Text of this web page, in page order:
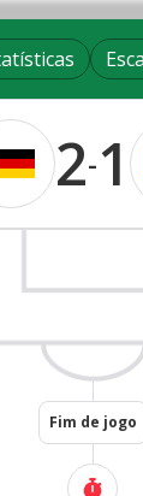
2-1
Fim de jogo